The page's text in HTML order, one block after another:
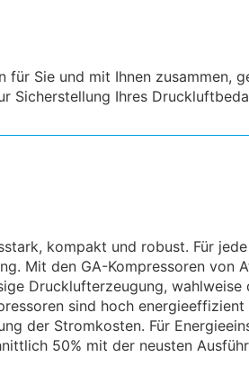
Sie und mit Ihnen zusammen,
Sicherstellung Ihres
kompakt und robust. Für
Mit den GA-Kompressoren von
Drucklufterzeugung, wahlweise
sind hoch
der Stromkosten. Für
50% mit der neusten